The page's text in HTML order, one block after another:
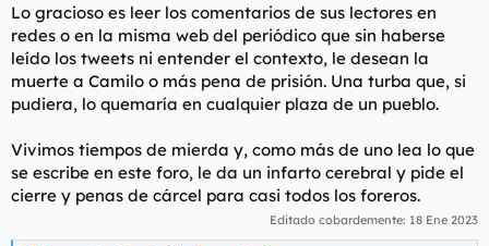
Lo gracioso es leer los comentarios de sus lectores en
redes o en la misma web del periódico que sin haberse
leído los tweets ni entender el contexto, le desean la
muerte a Camilo o más pena de prisión. Una turba que, si
pudiera, lo quemaría en cualquier plaza de un pueblo.
Vivimos tiempos de mierda y, como más de uno lea lo que
se escribe en este foro, le da un infarto cerebral y pide el
cierre y penas de cárcel para casi todos los foreros.
Editado cobardemente: 18 Ene 2023